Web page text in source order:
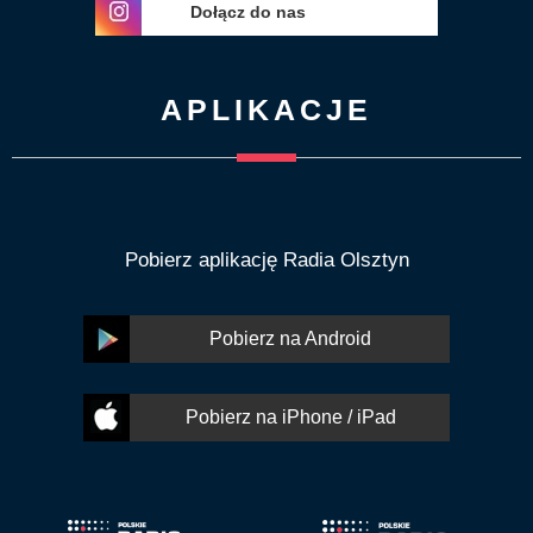
Dołącz do nas
APLIKACJE
Pobierz aplikację Radia Olsztyn
Pobierz na Android
Pobierz na iPhone / iPad